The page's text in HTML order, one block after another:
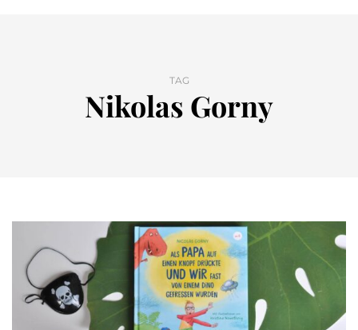
TAG
Nikolas Gorny